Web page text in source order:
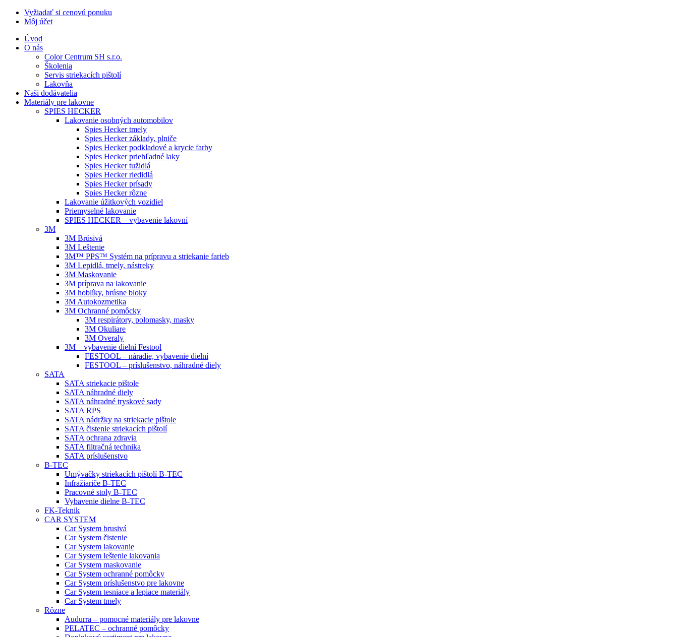
Vyžiadať si cenovú ponuku
Môj účet
Úvod
O nás
Color Centrum SH s.r.o.
Školenia
Servis striekacích pištolí
Lakovňa
Naši dodávatelia
Materiály pre lakovne
SPIES HECKER
Lakovanie osobných automobilov
Spies Hecker tmely
Spies Hecker základy, plniče
Spies Hecker podkladové a krycie farby
Spies Hecker priehľadné laky
Spies Hecker tužidlá
Spies Hecker riedidlá
Spies Hecker prísady
Spies Hecker rôzne
Lakovanie úžitkových vozidiel
Priemyselné lakovanie
SPIES HECKER – vybavenie lakovní
3M
3M Brúsivá
3M Leštenie
3M™ PPS™ Systém na prípravu a striekanie farieb
3M Lepidlá, tmely, nástreky
3M Maskovanie
3M príprava na lakovanie
3M hoblíky, brúsne bloky
3M Autokozmetika
3M Ochranné pomôcky
3M respirátory, polomasky, masky
3M Okuliare
3M Overaly
3M – vybavenie dielní Festool
FESTOOL – náradie, vybavenie dielní
FESTOOL – príslušenstvo, náhradné diely
SATA
SATA striekacie pištole
SATA náhradné diely
SATA náhradné tryskové sady
SATA RPS
SATA nádržky na striekacie pištole
SATA čistenie striekacích pištolí
SATA ochrana zdravia
SATA filtračná technika
SATA príslušenstvo
B-TEC
Umývačky striekacích pištolí B-TEC
Infražiariče B-TEC
Pracovné stoly B-TEC
Vybavenie dielne B-TEC
FK-Teknik
CAR SYSTEM
Car System brusivá
Car System čistenie
Car System lakovanie
Car System leštenie lakovania
Car System maskovanie
Car System ochranné pomôcky
Car System príslušenstvo pre lakovne
Car System tesniace a lepiace materiály
Car System tmely
Rôzne
Audurra – pomocné materiály pre lakovne
PELATEC – ochranné pomôcky